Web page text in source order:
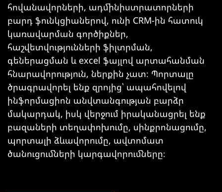
հովանավորների, ադմինիստրատորների
բարդ ֆունկցիաներով, ունի CRM-ին հատուկ
կառավարման գործիքներ,
հաշվետվությունների ֆիլտրման,
գեներացման և excel ֆայլով արտահանման
հնարավորություն, ներքին չատ։ Պորտալը
ծրագրավորել ենք զրոյից՝ ապահովելով
ինֆորմացիոն անվտանգության բարձր
մակարդակ, իսկ վերջում իրականացրել ենք
բազաների տեղափոխումը, սինքրոնացումը,
պորտալի ձևավորումը, ավտոմատ
ծանուցումների կարգավորումները։